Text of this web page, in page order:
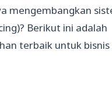
mengembangkan
Berikut ini adalah
terbaik untuk bisnis